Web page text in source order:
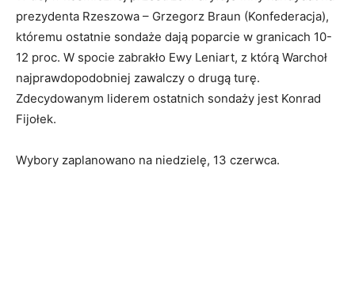
prezydenta Rzeszowa – Grzegorz Braun (Konfederacja),
któremu ostatnie sondaże dają poparcie w granicach 10-
12 proc. W spocie zabrakło Ewy Leniart, z którą Warchoł
najprawdopodobniej zawalczy o drugą turę.
Zdecydowanym liderem ostatnich sondaży jest Konrad
Fijołek.
Wybory zaplanowano na niedzielę, 13 czerwca.